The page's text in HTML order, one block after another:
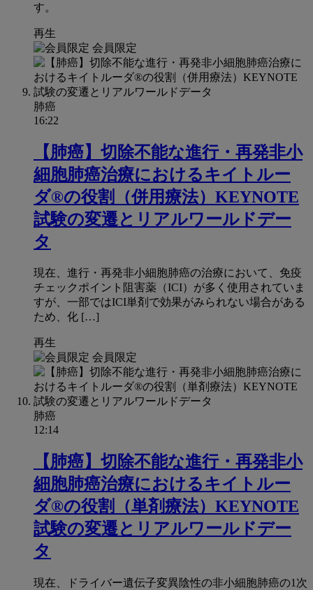
す。
再生
会員限定
肺癌
16:22
【肺癌】切除不能な進行・再発非小
細胞肺癌治療におけるキイトルー
ダ®の役割（併用療法）KEYNOTE
試験の変遷とリアルワールドデー
タ
現在、進行・再発非小細胞肺癌の治療において、免疫
チェックポイント阻害薬（ICI）が多く使用されていま
すが、一部ではICI単剤で効果がみられない場合がある
ため、化 […]
再生
会員限定
肺癌
12:14
【肺癌】切除不能な進行・再発非小
細胞肺癌治療におけるキイトルー
ダ®の役割（単剤療法）KEYNOTE
試験の変遷とリアルワールドデー
タ
現在、ドライバー遺伝子変異陰性の非小細胞肺癌の1次